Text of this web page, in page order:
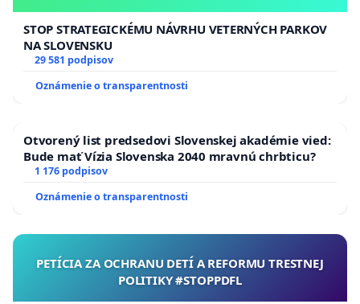
STOP STRATEGICKÉMU NÁVRHU VETERNÝCH PARKOV
NA SLOVENSKU
29 581 podpisov
Oznámenie o transparentnosti
Otvorený list predsedovi Slovenskej akadémie vied:
Bude mať Vízia Slovenska 2040 mravnú chrbticu?
1 176 podpisov
Oznámenie o transparentnosti
PETÍCIA ZA OCHRANU DETÍ A REFORMU TRESTNEJ
POLITIKY #STOPPDFL